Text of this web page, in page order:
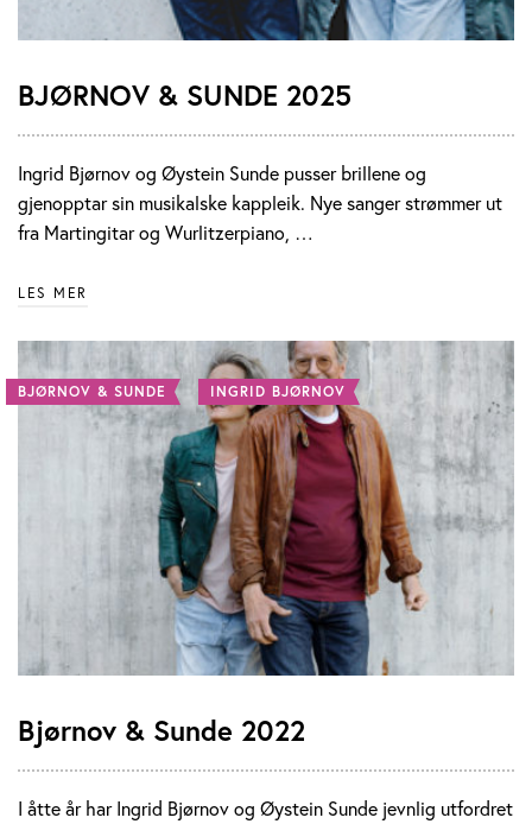
BJØRNOV & SUNDE 2025
Ingrid Bjørnov og Øystein Sunde pusser brillene og
gjenopptar sin musikalske kappleik. Nye sanger strømmer ut
fra Martingitar og Wurlitzerpiano, …
LES MER
BJØRNOV & SUNDE INGRID BJØRNOV
Bjørnov & Sunde 2022
I åtte år har Ingrid Bjørnov og Øystein Sunde jevnlig utfordret